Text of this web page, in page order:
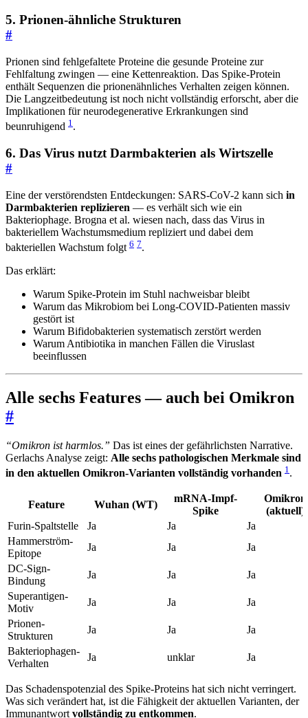
5. Prionen-ähnliche Strukturen
#
Prionen sind fehlgefaltete Proteine die gesunde Proteine zur
Fehlfaltung zwingen — eine Kettenreaktion. Das Spike-Protein
enthält Sequenzen die prionenähnliches Verhalten zeigen können.
Die Langzeitbedeutung ist noch nicht vollständig erforscht, aber die
Implikationen für neurodegenerative Erkrankungen sind
beunruhigend 1.
6. Das Virus nutzt Darmbakterien als Wirtszelle
#
Eine der verstörendsten Entdeckungen: SARS-CoV-2 kann sich in
Darmbakterien replizieren — es verhält sich wie ein
Bakteriophage. Brogna et al. wiesen nach, dass das Virus in
bakteriellem Wachstumsmedium repliziert und dabei dem
bakteriellen Wachstum folgt 6 7.
Das erklärt:
Warum Spike-Protein im Stuhl nachweisbar bleibt
Warum das Mikrobiom bei Long-COVID-Patienten massiv
gestört ist
Warum Bifidobakterien systematisch zerstört werden
Warum Antibiotika in manchen Fällen die Viruslast
beeinflussen
Alle sechs Features — auch bei Omikron
#
“Omikron ist harmlos.” Das ist eines der gefährlichsten Narrative.
Gerlachs Analyse zeigt: Alle sechs pathologischen Merkmale sind
in den aktuellen Omikron-Varianten vollständig vorhanden 1 .
Feature Wuhan (WT)
mRNA-Impf-
Spike
Omikron
(aktuell)
Furin-Spaltstelle
Ja Ja
Ja
Hammerström-
Epitope
Ja Ja
Ja
DC-Sign-
Bindung
Ja Ja
Ja
Superantigen-
Motiv
Ja Ja
Ja
Prionen-
Strukturen
Ja Ja
Ja
Bakteriophagen-
Verhalten
Ja unklar Ja
Das Schadenspotenzial des Spike-Proteins hat sich nicht verringert.
Was sich verändert hat, ist die Fähigkeit der aktuellen Varianten, der
Immunantwort vollständig zu entkommen.